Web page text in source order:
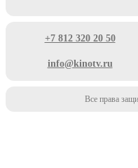
+7 812 320 20 50
info@kinotv.ru
Все права